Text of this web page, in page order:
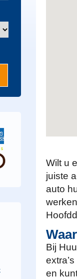
Wilt u
juiste
auto
Bij
en